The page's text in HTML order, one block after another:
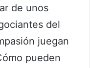
de unos
del
juegan
pueden